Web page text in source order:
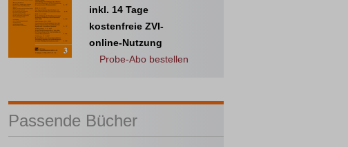
inkl. 14 Tage
kostenfreie ZVI-
online-Nutzung
Probe-Abo bestellen
Passende Bücher